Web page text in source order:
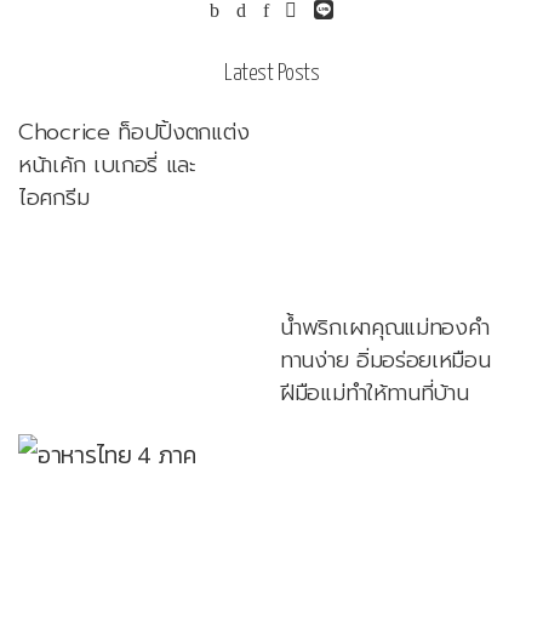
Latest Posts
Chocrice ท็อปปิ้งตกแต่ง
หน้าเค้ก เบเกอรี่ และ
ไอศกรีม
น้ำพริกเผาคุณแม่ทองคำ
ทานง่าย อิ่มอร่อยเหมือน
ฝีมือแม่ทำให้ทานที่บ้าน